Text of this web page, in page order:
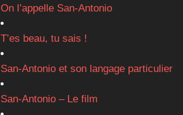
On l’appelle San-Antonio
T’es beau, tu sais !
San-Antonio et son langage particulier
San-Antonio – Le film